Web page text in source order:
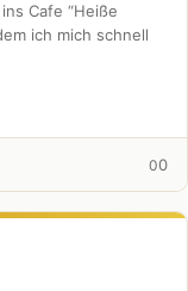
Cafe “Heiße
ich mich schnell
00